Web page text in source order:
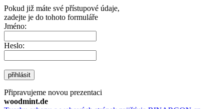
Pokud již máte své přístupové údaje,
zadejte je do tohoto formuláře
Jméno:
Heslo:
přihlásit
Připravujeme novou prezentaci
woodmint.de